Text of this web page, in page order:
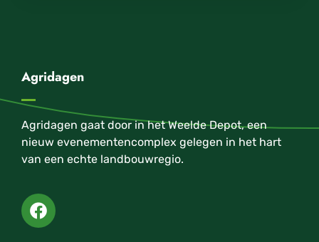
Agridagen
Agridagen gaat door in het Weelde Depot, een
nieuw evenementencomplex gelegen in het hart
van een echte landbouwregio.